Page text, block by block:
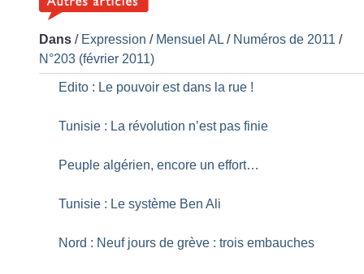
Dans / Expression / Mensuel AL / Numéros de 2011 /
N°203 (février 2011)
Edito : Le pouvoir est dans la rue !
Tunisie : La révolution n’est pas finie
Peuple algérien, encore un effort…
Tunisie : Le système Ben Ali
Nord : Neuf jours de grève : trois embauches